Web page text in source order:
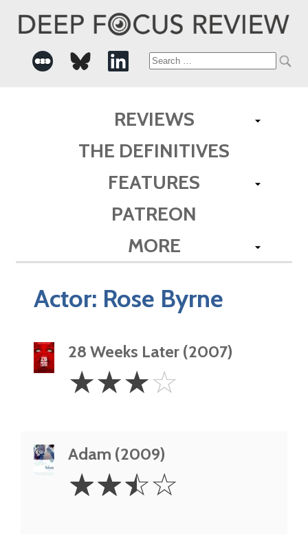
Search
REVIEWS
THE DEFINITIVES
FEATURES
PATREON
MORE
Actor: Rose Byrne
28 Weeks Later (2007)
Stars
☆☆☆☆
Adam (2009)
2.5
Stars
☆☆☆☆